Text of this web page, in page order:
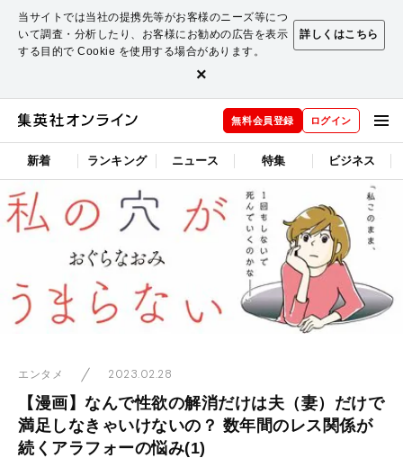
当サイトでは当社の提携先等がお客様のニーズ等につ
いて調査・分析したり、お客様にお勧めの広告を表示
する目的で Cookie を使用する場合があります。
詳しくはこちら
×
無料会員登録 ログイン
新着 ランキング ニュース 特集 ビジネス
エンタメ 2023.02.28
【漫画】なんで性欲の解消だけは夫（妻）だけで
満足しなきゃいけないの？ 数年間のレス関係が
続くアラフォーの悩み(1)